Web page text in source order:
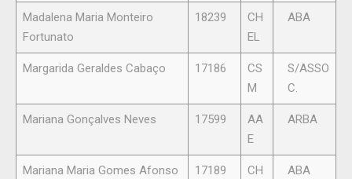
Madalena Maria Monteiro
Fortunato
18239
CH
EL
ABA
Margarida Geraldes Cabaço 17186
CS
M
S/ASSO
C.
Mariana Gonçalves Neves 17599
AA
E
ARBA
Mariana Maria Gomes Afonso 17189
CH
ABA